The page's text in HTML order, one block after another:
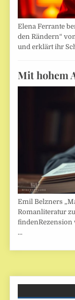
Elena Ferrante
den Rändern“
und erklärt ihr
Mit hohem
Emil Belzners
Romanliteratur
…